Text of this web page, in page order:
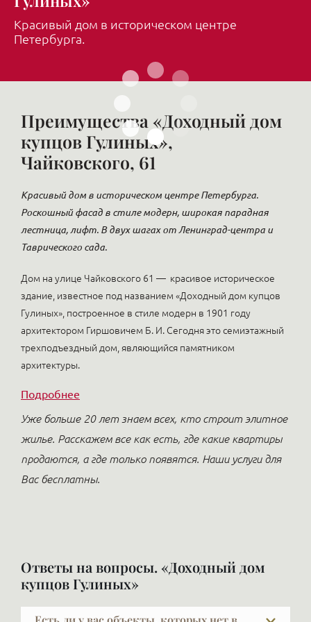
Красивый дом в историческом центре
Петербурга.
Преимущества «Доходный дом
купцов Гулиных»,
Чайковского, 61
Красивый дом в историческом центре Петербурга.
Роскошный фасад в стиле модерн, широкая парадная
лестница, лифт. В двух шагах от Ленинград-центра и
Таврического сада.
Дом на улице Чайковского 61 — красивое историческое
здание, известное под названием «Доходный дом купцов
Гулиных», построенное в стиле модерн в 1901 году
архитектором Гиршовичем Б. И. Сегодня это семиэтажный
трехподъездный дом, являющийся памятником
архитектуры.
Подробнее
Уже больше 20 лет знаем всех, кто строит элитное
жилье. Расскажем все как есть, где какие квартиры
продаются, а где только появятся. Наши услуги для
Вас бесплатны.
Ответы на вопросы. «Доходный дом
купцов Гулиных»